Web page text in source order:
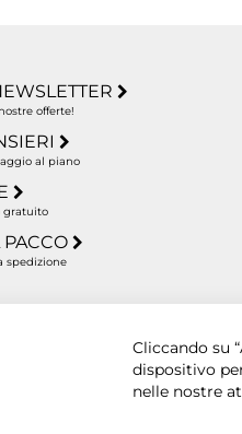
offerte!
al piano
gratuito
PACCO
spedizione